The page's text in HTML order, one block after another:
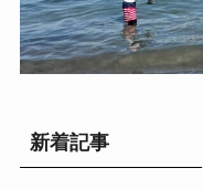
新着記事